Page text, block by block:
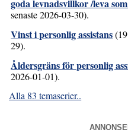
goda levnadsvillkor /leva
senaste 2026-03-30).
Vinst i personlig assistans
29).
Åldersgräns för personlig
2026-01-01).
Alla 83 temaserier..